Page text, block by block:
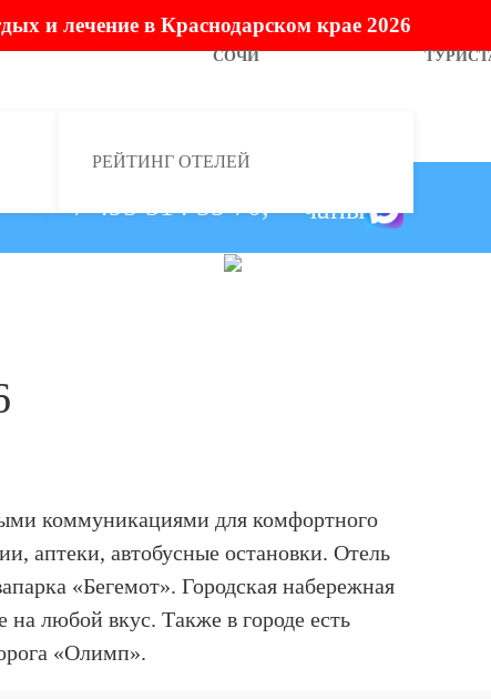
и лечение в Краснодарском крае 2026
СОЧИ
РЕЙТИНГ ОТЕЛЕЙ
+7 495 514 55 70,
коммуникациями для комфортного
аптеки, автобусные остановки. Отель
«Бегемот». Городская набережная
любой вкус. Также в городе есть
«Олимп».